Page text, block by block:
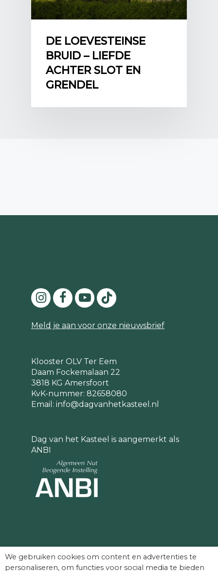
DE LOEVESTEINSE
BRUID – LIEFDE
ACHTER SLOT EN
GRENDEL
Meld je aan voor onze nieuwsbrief
Klooster OLV Ter Eem
Daam Fockemalaan 22
3818 KG Amersfoort
KvK-nummer: 82658080
Email: info@dagvanhetkasteel.nl
Dag van het Kasteel is aangemerkt als
ANBI
mogelijk maken:
We gebruiken cookies om content en advertenties te
personaliseren, om functies voor social media te bieden